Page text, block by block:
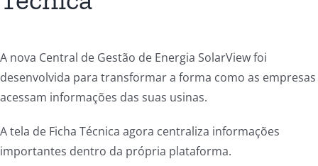
A nova Central de Gestão de Energia SolarView foi
desenvolvida para transformar a forma como as empresas
acessam informações das suas usinas.
A tela de Ficha Técnica agora centraliza informações
importantes dentro da própria plataforma.